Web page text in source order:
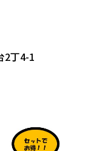
2丁4-1